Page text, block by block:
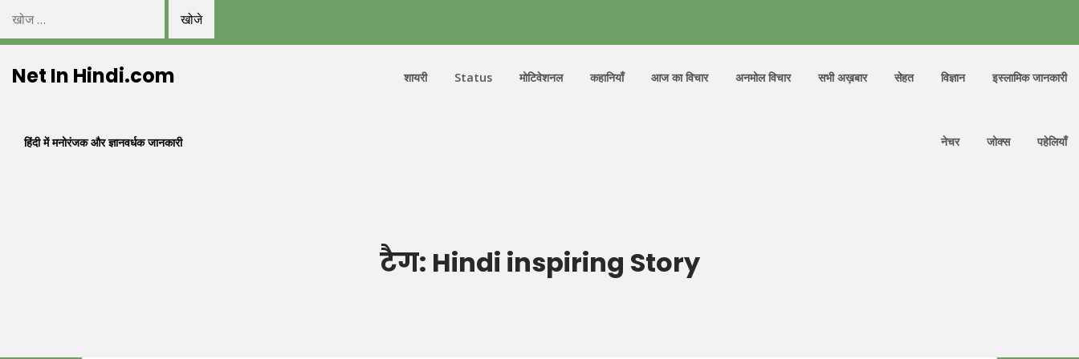
निम्न
को
खोजें:
toNet In Hindi.com
हिंदी में मनोरंजक और ज्ञानवर्धक जानकारी
शायरी Status मोटिवेशनल कहानियाँ आज का विचार अनमोल विचार सभी अख़बार सेहत विज्ञान इस्लामिक जानकारी
नेचर जोक्स पहेलियाँ
टैग: Hindi inspiring Story